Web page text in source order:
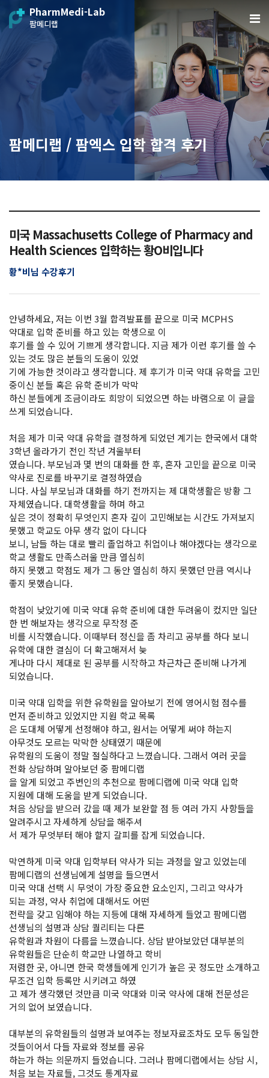
PharmMedi-Lab
팜메디랩
팜메디랩 / 팜엑스 입학 합격 후기
미국 Massachusetts College of Pharmacy and
Health Sciences 입학하는 황O비입니다
황*비님 수강후기
안녕하세요, 저는 이번 3월 합격발표를 끝으로 미국 MCPHS
약대로 입학 준비를 하고 있는 학생으로 이
후기를 쓸 수 있어 기쁘게 생각합니다. 지금 제가 이런 후기를 쓸 수
있는 것도 많은 분들의 도움이 있었
기에 가능한 것이라고 생각합니다. 제 후기가 미국 약대 유학을 고민
중이신 분들 혹은 유학 준비가 막막
하신 분들에게 조금이라도 희망이 되었으면 하는 바램으로 이 글을
쓰게 되었습니다.
처음 제가 미국 약대 유학을 결정하게 되었던 계기는 한국에서 대학
3학년 올라가기 전인 작년 겨울부터
였습니다. 부모님과 몇 번의 대화를 한 후, 혼자 고민을 끝으로 미국
약사로 진로를 바꾸기로 결정하였습
니다. 사실 부모님과 대화를 하기 전까지는 제 대학생활은 방황 그
자체였습니다. 대학생활을 하며 하고
싶은 것이 정확히 무엇인지 혼자 깊이 고민해보는 시간도 가져보지
못했고 학교도 아무 생각 없이 다니다
보니, 남들 하는 대로 빨리 졸업하고 취업이나 해야겠다는 생각으로
학교 생활도 만족스러울 만큼 열심히
하지 못했고 학점도 제가 그 동안 열심히 하지 못했던 만큼 역시나
좋지 못했습니다.
학점이 낮았기에 미국 약대 유학 준비에 대한 두려움이 컸지만 일단
한 번 해보자는 생각으로 무작정 준
비를 시작했습니다. 이때부터 정신을 좀 차리고 공부를 하다 보니
유학에 대한 결심이 더 확고해져서 늦
게나마 다시 제대로 된 공부를 시작하고 차근차근 준비해 나가게
되었습니다.
미국 약대 입학을 위한 유학원을 알아보기 전에 영어시험 점수를
먼저 준비하고 있었지만 지원 학교 목록
은 도대체 어떻게 선정해야 하고, 원서는 어떻게 써야 하는지
아무것도 모르는 막막한 상태였기 때문에
유학원의 도움이 정말 절실하다고 느꼈습니다. 그래서 여러 곳을
전화 상담하며 알아보던 중 팜메디랩
을 알게 되었고 주변인의 추천으로 팜메디랩에 미국 약대 입학
지원에 대해 도움을 받게 되었습니다.
처음 상담을 받으러 갔을 때 제가 보완할 점 등 여러 가지 사항들을
알려주시고 자세하게 상담을 해주셔
서 제가 무엇부터 해야 할지 갈피를 잡게 되었습니다.
막연하게 미국 약대 입학부터 약사가 되는 과정을 알고 있었는데
팜메디랩의 선생님에게 설명을 들으면서
미국 약대 선택 시 무엇이 가장 중요한 요소인지, 그리고 약사가
되는 과정, 약사 취업에 대해서도 어떤
전략을 갖고 임해야 하는 지등에 대해 자세하게 들었고 팜메디랩
선생님의 설명과 상담 퀄리티는 다른
유학원과 차원이 다름을 느꼈습니다. 상담 받아보았던 대부분의
유학원들은 단순히 학교만 나열하고 학비
저렴한 곳, 아니면 한국 학생들에게 인기가 높은 곳 정도만 소개하고
무조건 입학 등록만 시키려고 하였
고 제가 생각했던 것만큼 미국 약대와 미국 약사에 대해 전문성은
거의 없어 보였습니다.
대부분의 유학원들의 설명과 보여주는 정보자료조차도 모두 동일한
것들이어서 다들 자료와 정보를 공유
하는가 하는 의문까지 들었습니다. 그러나 팜메디랩에서는 상담 시,
처음 보는 자료들, 그것도 통계자료